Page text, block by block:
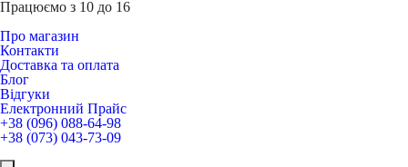
Працюємо з 10 до 16
Про магазин
Контакти
Доставка та оплата
Блог
Відгуки
Електронний Прайс
+38 (096) 088-64-98
+38 (073) 043-73-09